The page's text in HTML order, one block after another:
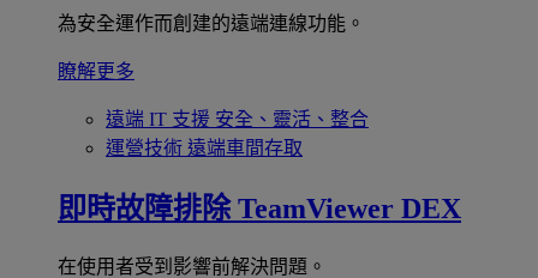
為安全運作而創建的遠端連線功能。
瞭解更多
遠端 IT 支援 安全、靈活、整合
運營技術 遠端車間存取
即時故障排除 TeamViewer DEX
在使用者受到影響前解決問題。